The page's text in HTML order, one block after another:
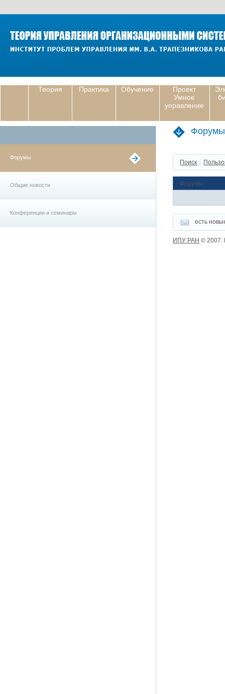
Теория Практика Обучение
Проект
Умное
управление
Форумы
Общие новости
Конференции и семинары
Поиск
Форумы
есть
ИПУ РАН © 2007.